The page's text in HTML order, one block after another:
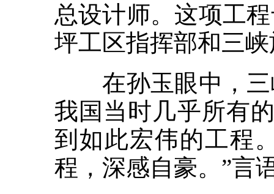
总设计师。这项工
坪工区指挥部和三
在孙玉眼中，三
我国当时几乎所有
到如此宏伟的工程
程，深感自豪。”言